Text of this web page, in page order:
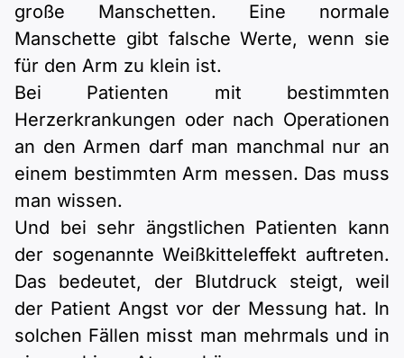
große Manschetten. Eine normale
Manschette gibt falsche Werte, wenn sie
für den Arm zu klein ist.
Bei Patienten mit bestimmten
Herzerkrankungen oder nach Operationen
an den Armen darf man manchmal nur an
einem bestimmten Arm messen. Das muss
man wissen.
Und bei sehr ängstlichen Patienten kann
der sogenannte Weißkitteleffekt auftreten.
Das bedeutet, der Blutdruck steigt, weil
der Patient Angst vor der Messung hat. In
solchen Fällen misst man mehrmals und in